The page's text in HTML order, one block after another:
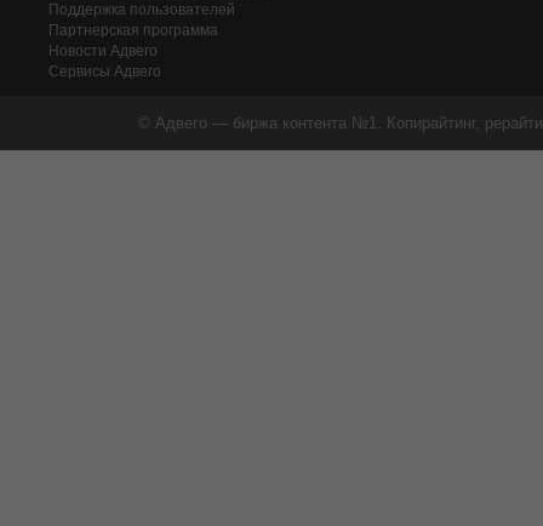
Поддержка пользователей
Партнерская программа
Новости Адвего
Сервисы Адвего
© Адвего — биржа контента №1. Копирайтинг,